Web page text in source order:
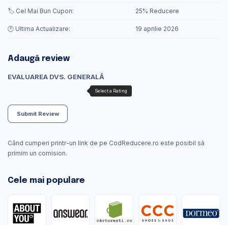
🏷️ Cel Mai Bun Cupon: 25% Reducere
🕐 Ultima Actualizare: 19 aprilie 2026
Adaugă review
EVALUAREA DVS. GENERALĂ
Submit Review
Când cumperi printr-un link de pe CodReducere.ro este posibil să
primim un comision.
Cele mai populare